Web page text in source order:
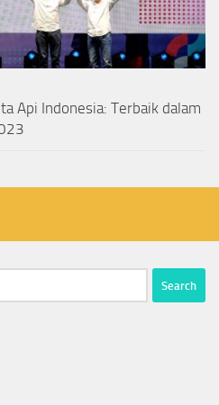
Api Indonesia: Terbaik dalam